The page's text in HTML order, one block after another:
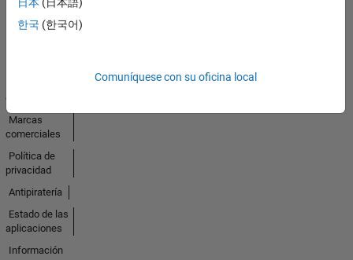
日本 (日本語)
한국 (한국어)
Comuníquese con su oficina local
América
confianza
Marcas
comerciales
Política de
privacidad
Antipiratería
Estado de las
aplicaciones
Información